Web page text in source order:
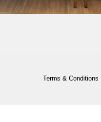
Terms & Conditions